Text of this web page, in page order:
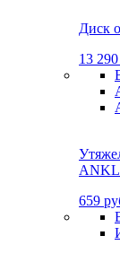
Диск
13
659